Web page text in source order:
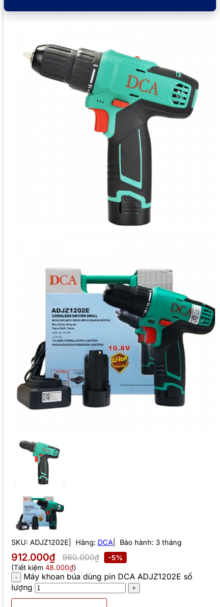
SKU: ADJZ1202E Hãng: DCA Bảo hành: 3 tháng
912.000₫ 960.000₫
-5%
(Tiết kiệm 48.000₫)
Máy khoan búa dùng pin DCA ADJZ1202E số
lượng